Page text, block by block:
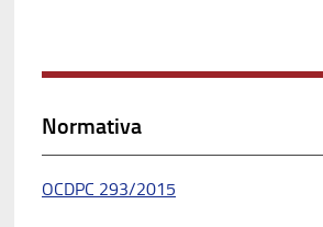
Normativa
OCDPC 293/2015